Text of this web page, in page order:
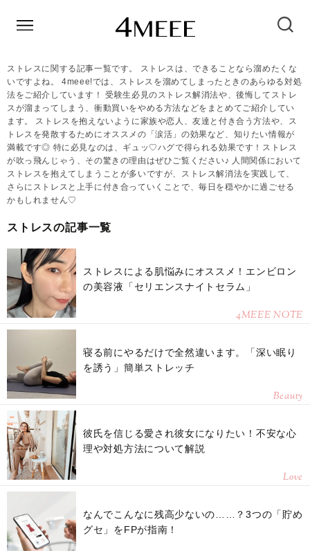
ストレスに関する記事一覧です。 ストレスは、できることなら溜めたくな
いですよね。 4meee!では、ストレスを溜めてしまったときのあらゆる対処
法をご紹介しています！ 受験生必見のストレス解消法や、後悔してストレ
スが溜まってしまう、衝動買いをやめる方法などをまとめてご紹介してい
ます。 ストレスを抱えないように家族や恋人、友達と付き合う方法や、ス
トレスを発散するためにオススメの「涙活」の効果など、知りたい情報が
満載です◎ 特に必見なのは、ギュッ♡ハグで得られる効果です！ストレス
が吹っ飛んじゃう、その驚きの理由はぜひご覧ください♪ 人間関係において
ストレスを抱えてしまうことが多いですが、ストレス解消法を実践して、
さらにストレスと上手に付き合っていくことで、毎日を穏やかに過ごせる
かもしれません♡
ストレスの記事一覧
ストレスによる肌悩みにオススメ！エンビロン
の美容液「セリエンスナイトセラム」
4MEEE NOTE
寝る前にやるだけで全然違います。「深い眠り
を誘う」簡単ストレッチ
Beauty
彼氏を信じる愛され彼女になりたい！不安な心
理や対処方法について解説
Love
なんでこんなに残高少ないの……？3つの「貯め
グセ」をFPが指南！